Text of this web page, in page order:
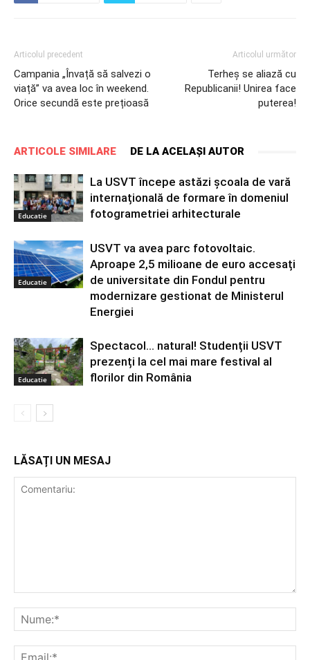
Articolul precedent
Campania „Învață să salvezi o
viață” va avea loc în weekend.
Orice secundă este prețioasă
Articolul următor
Terheș se aliază cu
Republicanii! Unirea face
puterea!
ARTICOLE SIMILARE DE LA ACELAȘI AUTOR
Educatie
La USVT începe astăzi școala de vară
internațională de formare în domeniul
fotogrametriei arhitecturale
Educatie
USVT va avea parc fotovoltaic.
Aproape 2,5 milioane de euro accesați
de universitate din Fondul pentru
modernizare gestionat de Ministerul
Energiei
Educatie
Spectacol… natural! Studenții USVT
prezenți la cel mai mare festival al
florilor din România
LĂSAȚI UN MESAJ